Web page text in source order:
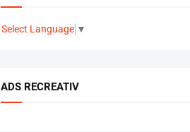
Select Language ▼
ADS RECREATIV